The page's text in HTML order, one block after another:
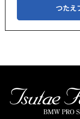
つたえ